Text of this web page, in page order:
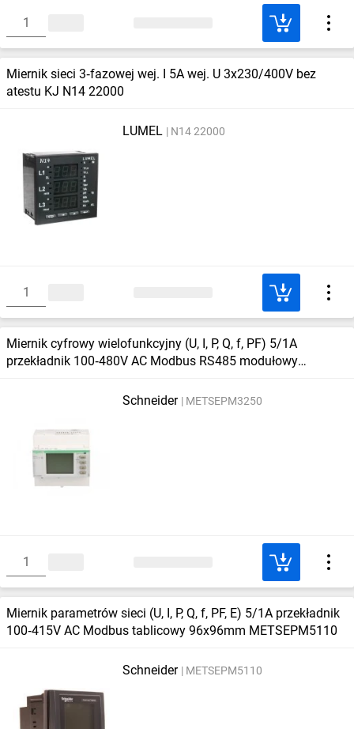
Miernik sieci 3‑fazowej wej. I 5A wej. U 3x230/400V bez
atestu KJ N14 22000
LUMEL N14 22000
Miernik cyfrowy wielofunkcyjny (U, I, P, Q, f, PF) 5/1A
przekładnik 100‑480V AC Modbus RS485 modułowy
Schneider
METSEPM3250
Miernik parametrów sieci (U, I, P, Q, f, PF, E) 5/1A przekładnik
100‑415V AC Modbus tablicowy 96x96mm METSEPM5110
Schneider METSEPM5110